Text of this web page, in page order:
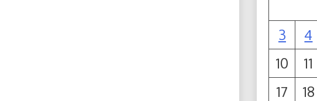
3
4
10
11
17
18